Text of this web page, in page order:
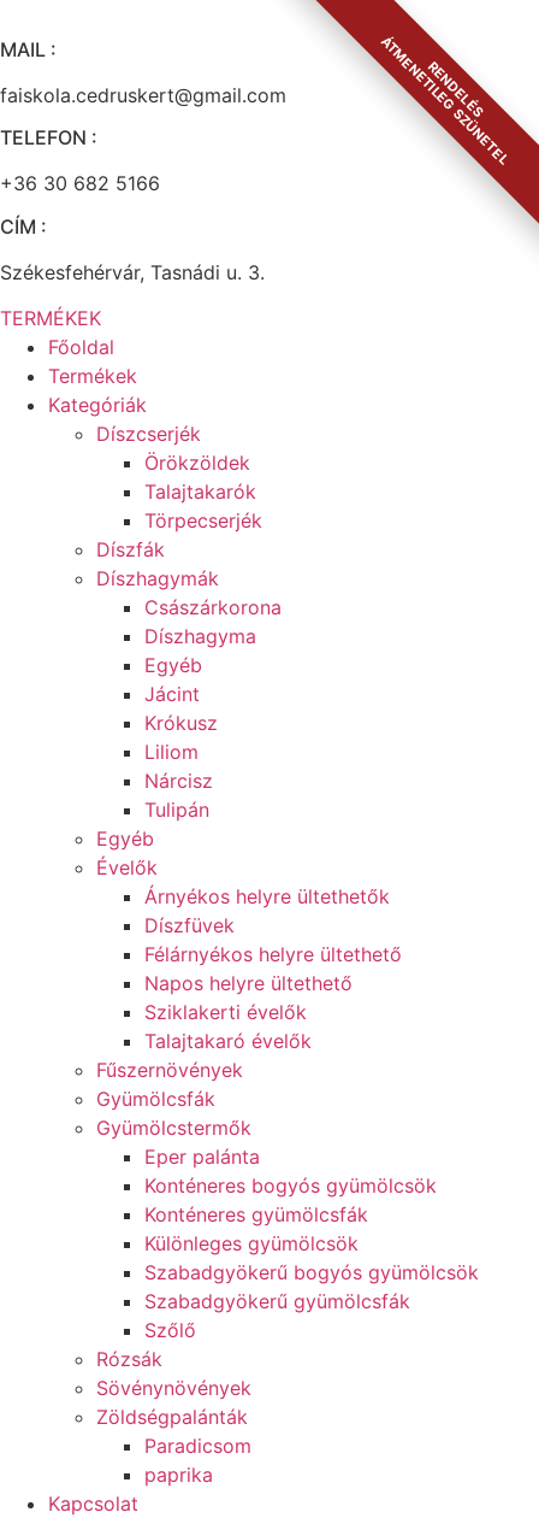
RENDELÉS
ÁTMENETILEG SZÜNETEL
aMAIL :
faiskola.cedruskert@gmail.com
TELEFON :
+36 30 682 5166
CÍM :
Székesfehérvár, Tasnádi u. 3.
TERMÉKEK
Főoldal
Termékek
Kategóriák
Díszcserjék
Örökzöldek
Talajtakarók
Törpecserjék
Díszfák
Díszhagymák
Császárkorona
Díszhagyma
Egyéb
Jácint
Krókusz
Liliom
Nárcisz
Tulipán
Egyéb
Évelők
Árnyékos helyre ültethetők
Díszfüvek
Félárnyékos helyre ültethető
Napos helyre ültethető
Sziklakerti évelők
Talajtakaró évelők
Fűszernövények
Gyümölcsfák
Gyümölcstermők
Eper palánta
Konténeres bogyós gyümölcsök
Konténeres gyümölcsfák
Különleges gyümölcsök
Szabadgyökerű bogyós gyümölcsök
Szabadgyökerű gyümölcsfák
Szőlő
Rózsák
Sövénynövények
Zöldségpalánták
Paradicsom
paprika
Kapcsolat